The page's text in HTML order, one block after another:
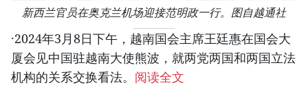
新西兰官员在奥克兰机场迎接范明政一行。图自越通社
·2024年3月8日下午，越南国会主席王廷惠在国会大
厦会见中国驻越南大使熊波，就两党两国和两国立法
机构的关系交换看法。 阅读全文